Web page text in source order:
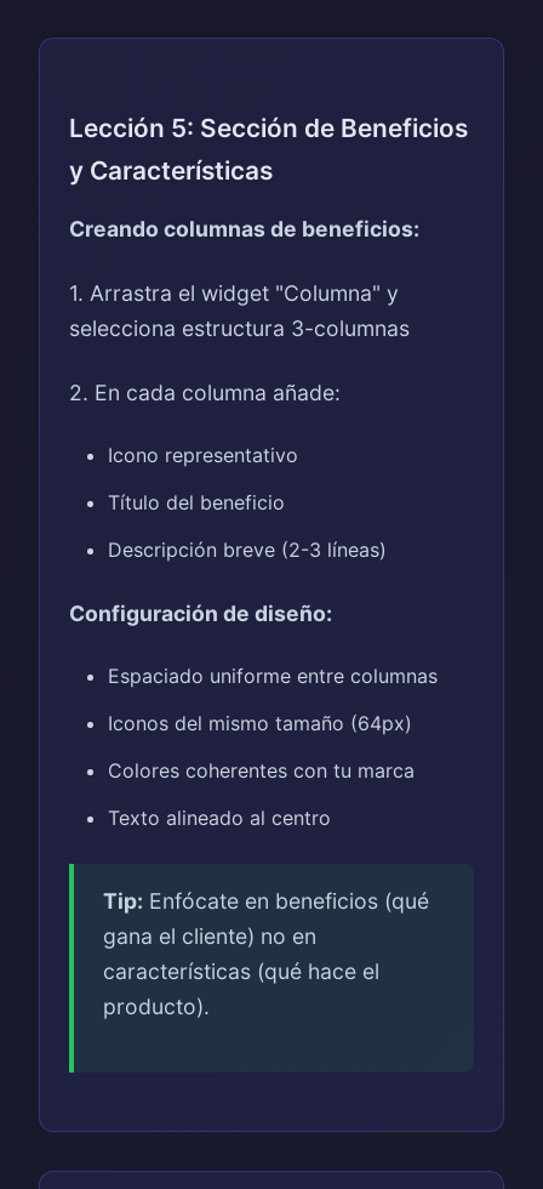
Lección 5: Sección de Beneficios
y Características
Creando columnas de beneficios:
1. Arrastra el widget "Columna" y
selecciona estructura 3-columnas
2. En cada columna añade:
Icono representativo
Título del beneficio
Descripción breve (2-3 líneas)
Configuración de diseño:
Espaciado uniforme entre columnas
Iconos del mismo tamaño (64px)
Colores coherentes con tu marca
Texto alineado al centro
Tip: Enfócate en beneficios (qué
gana el cliente) no en
características (qué hace el
producto).